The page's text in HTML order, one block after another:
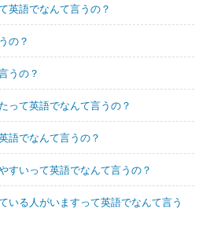
英語でなんて言うの？
の？
うの？
って英語でなんて言うの？
語でなんて言うの？
すいって英語でなんて言うの？
いる人がいますって英語でなんて言う